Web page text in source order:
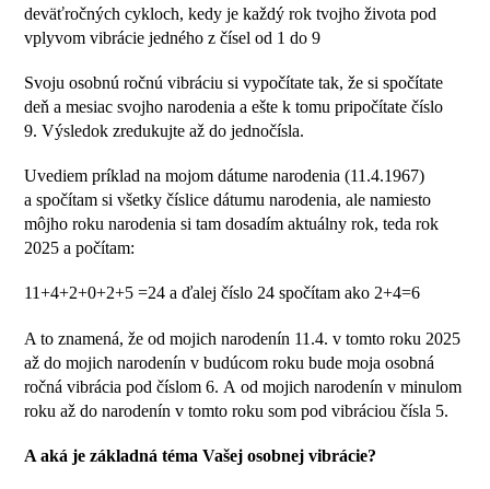
deväťročných cykloch, kedy je každý rok tvojho života pod
vplyvom vibrácie jedného z čísel od 1 do 9
Svoju osobnú ročnú vibráciu si vypočítate tak, že si spočítate
deň a mesiac svojho narodenia a ešte k tomu pripočítate číslo
9. Výsledok zredukujte až do jednočísla.
Uvediem príklad na mojom dátume narodenia (11.4.1967)
a spočítam si všetky číslice dátumu narodenia, ale namiesto
môjho roku narodenia si tam dosadím aktuálny rok, teda rok
2025 a počítam:
11+4+2+0+2+5 =24 a ďalej číslo 24 spočítam ako 2+4=6
A to znamená, že od mojich narodenín 11.4. v tomto roku 2025
až do mojich narodenín v budúcom roku bude moja osobná
ročná vibrácia pod číslom 6. A od mojich narodenín v minulom
roku až do narodenín v tomto roku som pod vibráciou čísla 5.
A aká je základná téma Vašej osobnej vibrácie?